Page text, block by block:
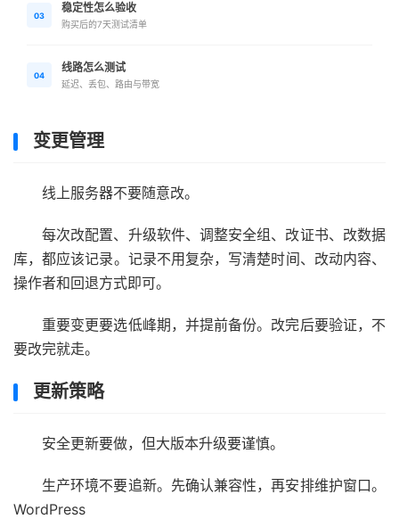
03
稳定性怎么验收
购买后的7天测试清单
04
线路怎么测试
延迟、丢包、路由与带宽
变更管理
线上服务器不要随意改。
每次改配置、升级软件、调整安全组、改证书、改数据
库，都应该记录。记录不用复杂，写清楚时间、改动内容、
操作者和回退方式即可。
重要变更要选低峰期，并提前备份。改完后要验证，不
要改完就走。
更新策略
安全更新要做，但大版本升级要谨慎。
生产环境不要追新。先确认兼容性，再安排维护窗口。
WordPress